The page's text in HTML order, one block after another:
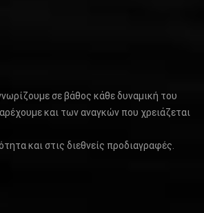
σε βάθος κάθε δυναμική του
και των αναγκών που χρειάζεται
και στις διεθνείς προδιαγραφές.